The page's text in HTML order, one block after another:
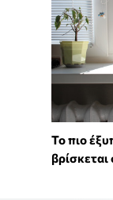
To πιο
βρίσκεται